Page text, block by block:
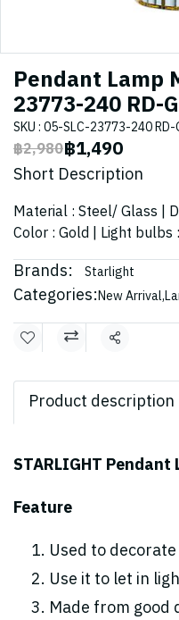
Pendant Lamp
23773-240 RD-
SKU : 05-SLC-23773-240 RD-
฿2,980฿1,490
Short Description
Material : Steel/ Glass |
Color : Gold | Light bulbs
Brands: Starlight
Categories:New Arrival,
Share
Product description
STARLIGHT Pendant
Feature
Used to
Use it to let in
Made from good